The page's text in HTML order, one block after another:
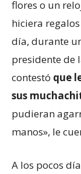
flores o un
hiciera
día, durante
presidente de
contestó que
sus
pudieran
manos», le
A los pocos